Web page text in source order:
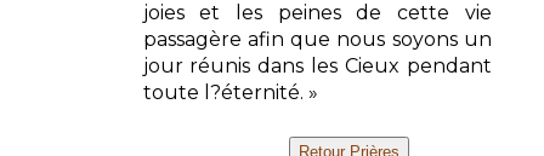
joies et les peines de cette vie
passagère afin que nous soyons un
jour réunis dans les Cieux pendant
toute l?éternité. »